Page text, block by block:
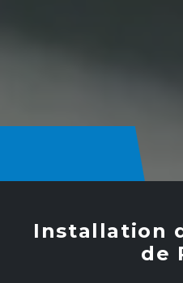
Installation
de